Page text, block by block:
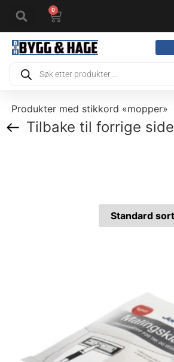
0
Produkter med stikkord «mopper»
Tilbake til forrige side